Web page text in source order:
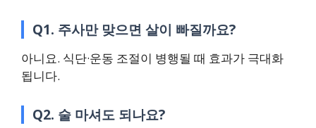
Q1. 주사만 맞으면 살이 빠질까요?
아니요. 식단·운동 조절이 병행될 때 효과가 극대화
됩니다.
Q2. 술 마셔도 되나요?